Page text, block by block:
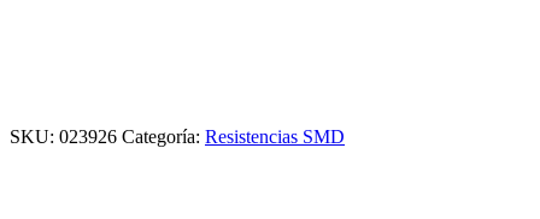
SKU: 023926 Categoría: Resistencias SMD